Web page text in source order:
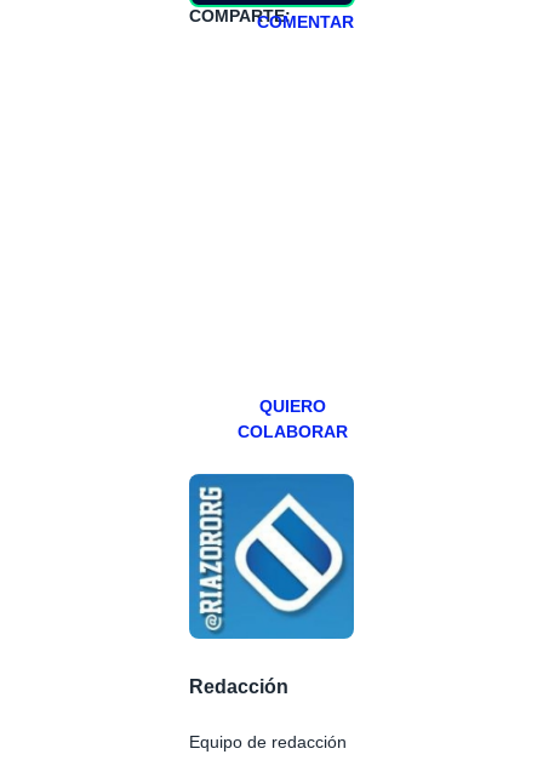
COMPARTE:COMENTAR
QUIERO
COLABORAR
Redacción
Equipo de redacción